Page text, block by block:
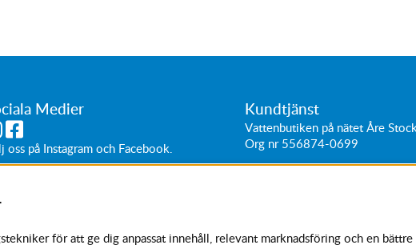
Medier
oss på Instagramoch Facebook
10-16
Kundtjänst
Vattenbutiken på nätet Åre
Org nr 556874-0699
kundtjanst@vattenbutiken.se
för att ge dig anpassat innehåll, relevant marknadsföring och en